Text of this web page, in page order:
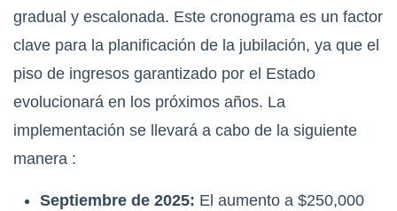
gradual y escalonada. Este cronograma es un factor
clave para la planificación de la jubilación, ya que el
piso de ingresos garantizado por el Estado
evolucionará en los próximos años. La
implementación se llevará a cabo de la siguiente
manera :
Septiembre de 2025: El aumento a $250,000